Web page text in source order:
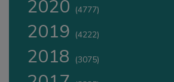
2020 (4777)
2019 (4222)
2018 (3075)